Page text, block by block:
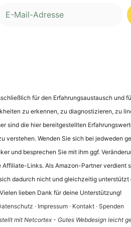
für den Erfahrungsaustausch und
zu erkennen, zu diagnostizieren, zu
sind die hier bereitgestellten
verstehen. Wenden Sie sich bei jedweden
und besprechen Sie mit ihm ggf.
Links. Als Amazon-Partner verdient
dadurch nicht und gleichzeitig unterstützt
Vielen lieben Dank für deine Unterstützung!
· Impressum· Kontakt· Spenden
mit Netcortex - Gutes Webdesign leicht